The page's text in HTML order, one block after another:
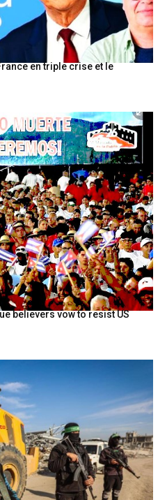
en triple crise et le
believers vow to resist US